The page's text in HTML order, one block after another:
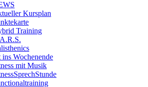
Kursplan
Training
ins Wochenende
mit Musik